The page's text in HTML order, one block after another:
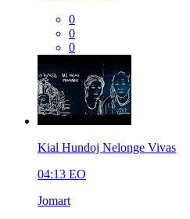
0
0
0
Kial Hundoj Nelonge Vivas
04:13 EO
Jomart